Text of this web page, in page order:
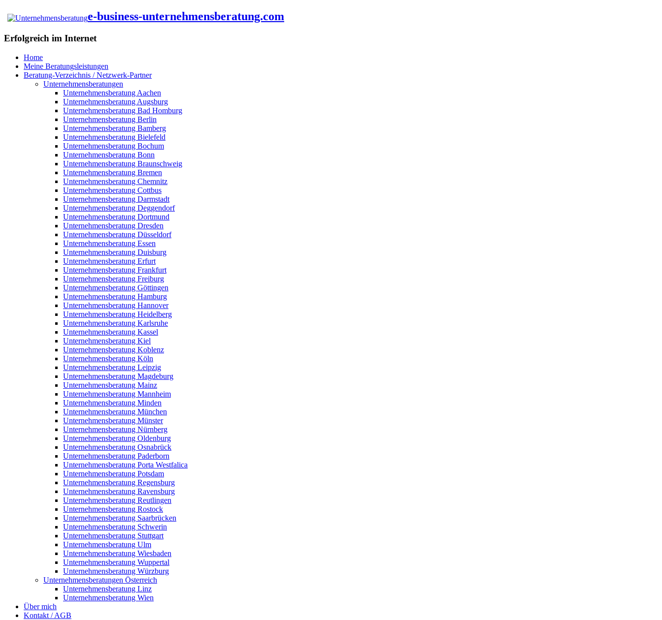
e-business-unternehmensberatung.com
Erfolgreich im Internet
Home
Meine Beratungsleistungen
Beratung-Verzeichnis / Netzwerk-Partner
Unternehmensberatungen
Unternehmensberatung Aachen
Unternehmensberatung Augsburg
Unternehmensberatung Bad Homburg
Unternehmensberatung Berlin
Unternehmensberatung Bamberg
Unternehmensberatung Bielefeld
Unternehmensberatung Bochum
Unternehmensberatung Bonn
Unternehmensberatung Braunschweig
Unternehmensberatung Bremen
Unternehmensberatung Chemnitz
Unternehmensberatung Cottbus
Unternehmensberatung Darmstadt
Unternehmensberatung Deggendorf
Unternehmensberatung Dortmund
Unternehmensberatung Dresden
Unternehmensberatung Düsseldorf
Unternehmensberatung Essen
Unternehmensberatung Duisburg
Unternehmensberatung Erfurt
Unternehmensberatung Frankfurt
Unternehmensberatung Freiburg
Unternehmensberatung Göttingen
Unternehmensberatung Hamburg
Unternehmensberatung Hannover
Unternehmensberatung Heidelberg
Unternehmensberatung Karlsruhe
Unternehmensberatung Kassel
Unternehmensberatung Kiel
Unternehmensberatung Koblenz
Unternehmensberatung Köln
Unternehmensberatung Leipzig
Unternehmensberatung Magdeburg
Unternehmensberatung Mainz
Unternehmensberatung Mannheim
Unternehmensberatung Minden
Unternehmensberatung München
Unternehmensberatung Münster
Unternehmensberatung Nürnberg
Unternehmensberatung Oldenburg
Unternehmensberatung Osnabrück
Unternehmensberatung Paderborn
Unternehmensberatung Porta Westfalica
Unternehmensberatung Potsdam
Unternehmensberatung Regensburg
Unternehmensberatung Ravensburg
Unternehmensberatung Reutlingen
Unternehmensberatung Rostock
Unternehmensberatung Saarbrücken
Unternehmensberatung Schwerin
Unternehmensberatung Stuttgart
Unternehmensberatung Ulm
Unternehmensberatung Wiesbaden
Unternehmensberatung Wuppertal
Unternehmensberatung Würzburg
Unternehmensberatungen Österreich
Unternehmensberatung Linz
Unternehmensberatung Wien
Über mich
Kontakt / AGB